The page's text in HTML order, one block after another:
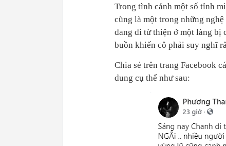
Trong tình cảnh một số tỉnh
cũng là một trong những
đang đi từ thiện ở một làng bị
buồn khiến cô phải suy nghĩ
Chia sẻ trên trang Facebook
dung cụ thể như sau: